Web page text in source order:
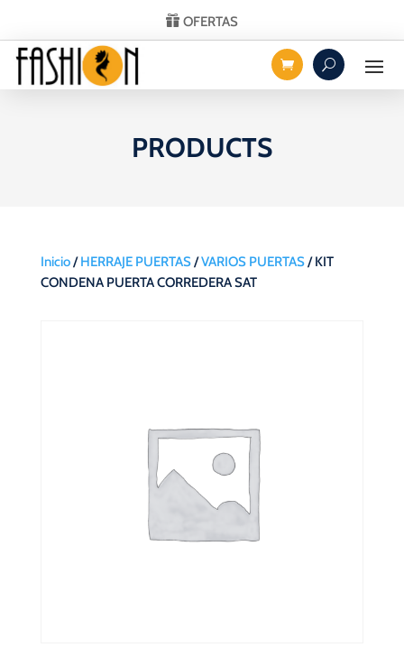
OFERTAS
PRODUCTS
Inicio/HERRAJE PUERTAS/VARIOS PUERTAS/ KIT
CONDENA PUERTA CORREDERA SAT